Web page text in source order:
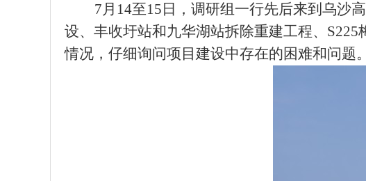
7月14至15日， 调研组一行先后来到乌沙
设、丰收圩站和九华湖站拆除重建工程、
情况，仔细询问项目建设中存在的困难和问题。